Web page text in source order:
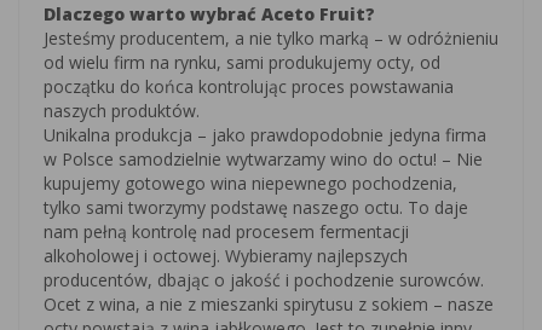
Dlaczego warto wybrać Aceto Fruit?
Jesteśmy producentem, a nie tylko marką – w odróżnieniu
od wielu firm na rynku, sami produkujemy octy, od
początku do końca kontrolując proces powstawania
naszych produktów.
Unikalna produkcja – jako prawdopodobnie jedyna firma
w Polsce samodzielnie wytwarzamy wino do octu! – Nie
kupujemy gotowego wina niepewnego pochodzenia,
tylko sami tworzymy podstawę naszego octu. To daje
nam pełną kontrolę nad procesem fermentacji
alkoholowej i octowej. Wybieramy najlepszych
producentów, dbając o jakość i pochodzenie surowców.
Ocet z wina, a nie z mieszanki spirytusu z sokiem – nasze